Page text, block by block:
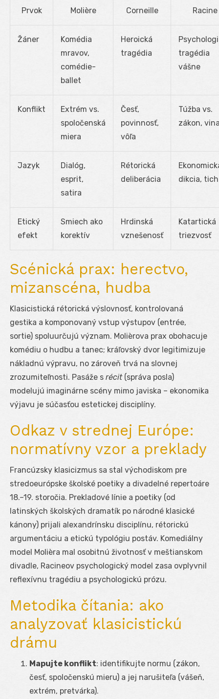
Prvok Molière Corneille Racine
Žáner
Komédia
mravov,
comédie-
ballet
Heroická
tragédia
tragédia
vášne
Konflikt
Extrém vs.
spoločenská
miera
Česť,
povinnosť,
vôľa
Túžba vs.
zákon,
Jazyk
Dialóg,
esprit,
satira
Rétorická
deliberácia
dikcia,
Etický
efekt
Smiech ako
korektív
Hrdinská
vznešenosť
Katartická
triezvosť
Scénická prax: herectvo,
mizanscéna, hudba
Klasicistická rétorická výslovnosť, kontrolovaná
gestika a komponovaný vstup výstupov (entrée,
sortie) spoluurčujú význam. Molièrova prax obohacuje
komédiu o hudbu a tanec; kráľovský dvor legitimizuje
nákladnú výpravu, no zároveň trvá na slovnej
zrozumiteľnosti. Pasáže s récit(správa posla)
modelujú imaginárne scény mimo javiska – ekonomika
výjavu je súčasťou estetickej disciplíny.
Odkaz v strednej Európe:
normatívny vzor a preklady
Francúzsky klasicizmus sa stal východiskom pre
stredoeurópske školské poetiky a divadelné repertoáre
18.–19. storočia. Prekladové línie a poetiky (od
latinských školských dramatík po národné klasické
kánony) prijali alexandrínsku disciplínu, rétorickú
argumentáciu a etickú typológiu postáv. Komediálny
model Molièra mal osobitnú životnosť v meštianskom
divadle, Racineov psychologický model zasa ovplyvnil
reflexívnu tragédiu a psychologickú prózu.
Metodika čítania: ako
analyzovať klasicistickú
drámu
Mapujte konflikt: identifikujte normu (zákon,
česť, spoločenskú mieru) a jej narušiteľa (vášeň,
extrém, pretvárka).